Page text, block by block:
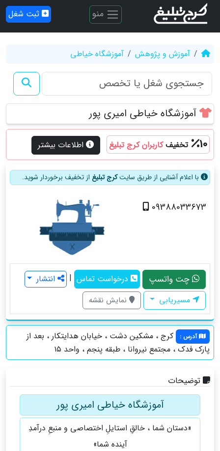
منو ثبت شغل
آموزش و پژوهش آموزشگاه خیاطی
آموزشگاه خیاطی امیری پور
10 تخفیفکاربران کرج تبلیغ اطلاعات بیشتر
با اعلام آشنایی از طریق سایتکرج تبلیغ از تخفیف برخوردار شوید.
09388033673
چت واتسپ درخواست تماس |
انتشار
مسیریابی
نمایش نقشه
آدرس :
کرج ، مشکین دشت ، خیابان هدایتکار ، بعد از
پارک فدک ، مجتمع نیروانا ، طبقه پنجم ، واحد ۱۵
توضیحات
آموزشگاه خیاطی امیری پور
«دستان شما ، خالقِ استایلِ اختصاصی و منبعِ درآمدِ
آینده شما»